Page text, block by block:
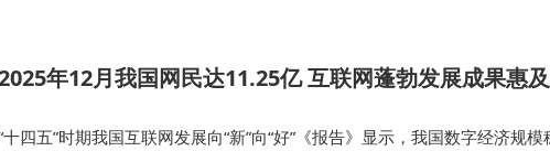
握一套高效的自我展示工具。这种低门槛的数字化解决方案，正
年12月我国网民达11.25亿 互联网蓬勃发展成果惠
十四五”时期我国互联网发展向“新”向“好”《报告》显示，我国数字经济规